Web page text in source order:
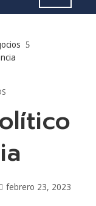
febrero 23, 2023